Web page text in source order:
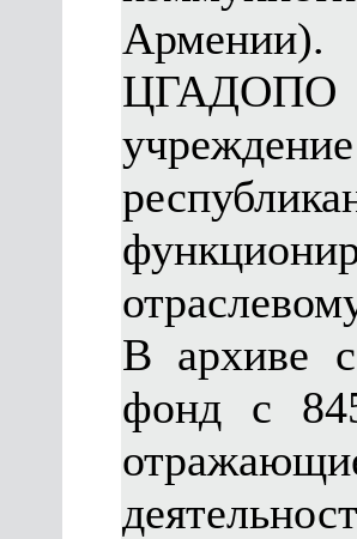
Армении).
В архиве
фонд с